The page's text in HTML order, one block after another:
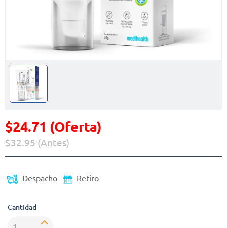
$24.71 (Oferta)
Precio reducido de
$32.95(Antes)
Despacho Retiro
Cantidad